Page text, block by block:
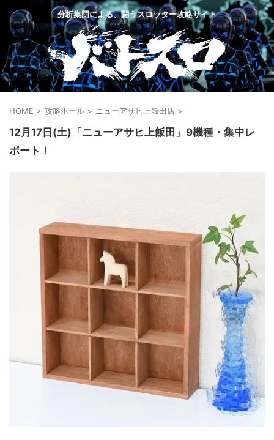
分析集団による、闘うスロッター攻略サイト
HOME > 攻略ホール > ニューアサヒ上飯田店 >
12月17日(土)「ニューアサヒ上飯田」9機種・集中レ
ポート！